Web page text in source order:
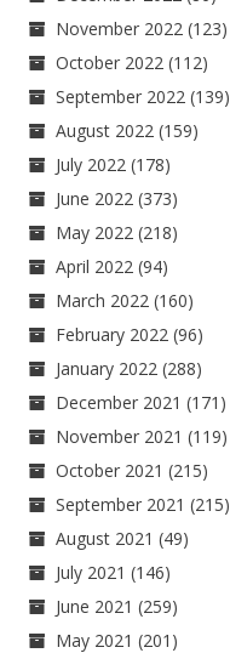
November 2022 (123)
October 2022 (112)
September 2022 (139)
August 2022 (159)
July 2022 (178)
June 2022 (373)
May 2022 (218)
April 2022 (94)
March 2022 (160)
February 2022 (96)
January 2022 (288)
December 2021 (171)
November 2021 (119)
October 2021 (215)
September 2021 (215)
August 2021 (49)
July 2021 (146)
June 2021 (259)
May 2021 (201)